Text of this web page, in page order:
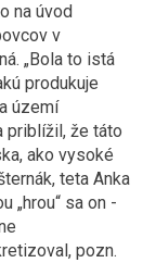
na úvod
v
„Bola to istá
produkuje
území
priblížil, že táto
ako vysoké
teta Anka
„hrou“ sa on -
pozn.